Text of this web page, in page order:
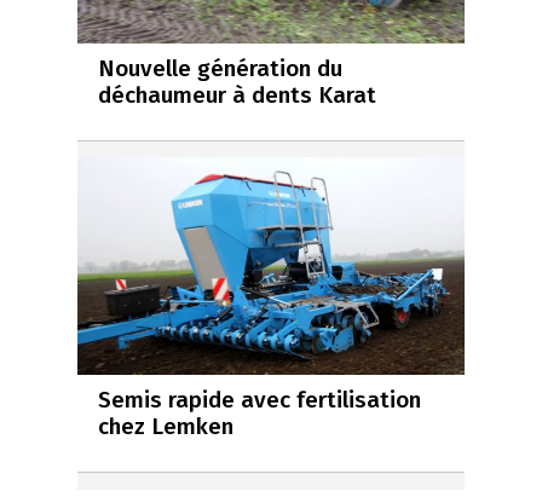
Nouvelle génération du
déchaumeur à dents Karat
Semis rapide avec fertilisation
chez Lemken